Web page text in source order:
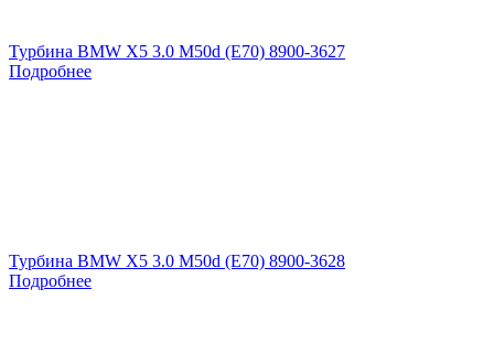
Турбина BMW X5 3.0 M50d (E70) 8900-3627
Подробнее
Турбина BMW X5 3.0 M50d (E70) 8900-3628
Подробнее